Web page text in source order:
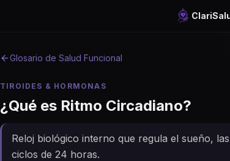
Glosario de Salud Funcional
TIROIDES & HORMONAS
¿Qué es Ritmo Circadiano?
Reloj biológico interno que regula el sueño,
ciclos de 24 horas.